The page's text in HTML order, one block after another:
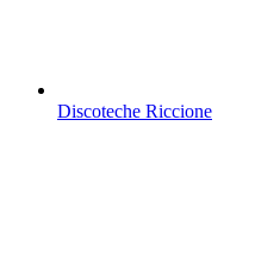
Discoteche Riccione